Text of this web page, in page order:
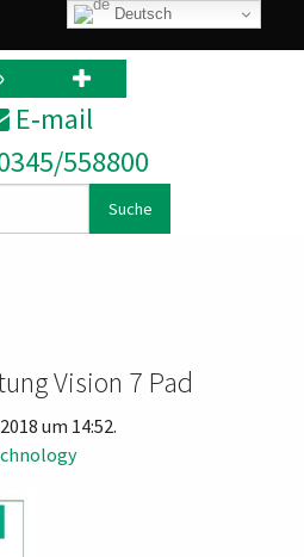
E‑mail
558800
Vision 7 Pad
um 14:52.
Deutsch